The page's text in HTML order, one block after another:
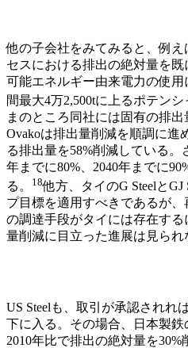
他の子会社をみてみると、例え
セスにおける排出の絶対量を
可能エネルギー由来電力の使
間最大4万2,500tに上るポテン
まのところ同社には固有の排出
Ovakoは排出量削減を順調に進
る排出量を58%削減している
年までに80%、2040年までに
る 。 18他方、タイのG Steelと
プ目標を適用すべきであるが
の調達手段がタイには存在す
量削減に目立った進展は見られ
US Steelも、取引が承認されれ
下に入る。その場合、日本製
2010年比で排出の絶対量を